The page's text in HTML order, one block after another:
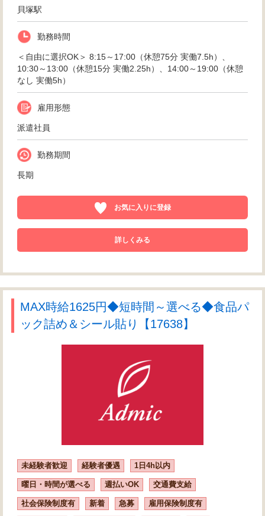
貝塚駅
勤務時間
＜自由に選択OK＞ 8:15～17:00（休憩75分 実働7.5h）、
10:30～13:00（休憩15分 実働2.25h）、14:00～19:00（休憩
なし 実働5h）
雇用形態
派遣社員
勤務期間
長期
お気に入りに登録
詳しくみる
MAX時給1625円◆短時間～選べる◆食品パ
ック詰め＆シール貼り【17638】
未経験者歓迎 経験者優遇 1日4h以内
曜日・時間が選べる 週払いOK 交通費支給
社会保険制度有 新着 急募 雇用保険制度有